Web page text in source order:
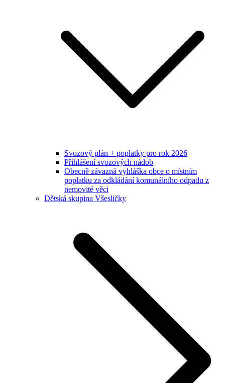
Svozový plán + poplatky pro rok 2026
Přihlášení svozových nádob
Obecně závazná vyhláška obce o místním
poplatku za odkládání komunálního odpadu z
nemovité věci
Dětská skupina Všesličky